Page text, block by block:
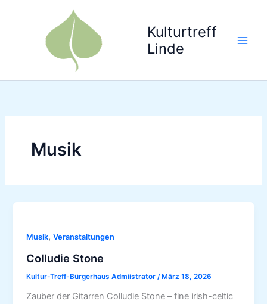
Kulturtreff
Linde
Musik
Musik,Veranstaltungen
Colludie Stone
Kultur-Treff-Bürgerhaus Admiistrator/ März 18, 2026
Zauber der Gitarren Colludie Stone – fine irish-celtic